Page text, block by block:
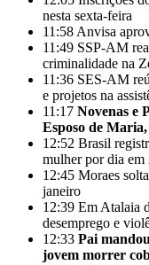
nesta sexta-feira
11:58 Anvisa
11:49 SSP-AM
criminalidade na
11:36 SES-AM
e projetos na
11:17 Novenas e
Esposo de
12:52 Brasil
mulher por dia em
12:45 Moraes
janeiro
12:39 Em Atalaia
desemprego e
12:33 Pai
jovem morrer